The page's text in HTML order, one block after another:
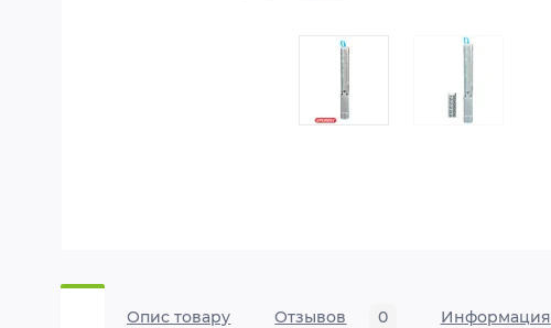
Опис товару Отзывов 0 Информация